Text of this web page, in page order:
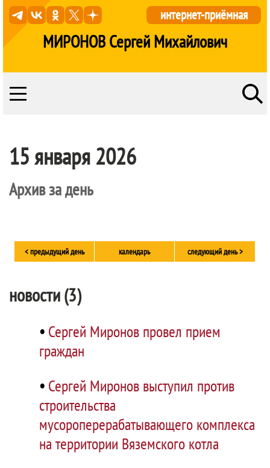
МИРОНОВ Сергей Михайлович
интернет-приёмная
15 января 2026
Архив за день
< предыдущий день календарь следующий день >
новости (3)
• Сергей Миронов провел прием
граждан
• Сергей Миронов выступил против
строительства
мусороперерабатывающего комплекса
на территории Вяземского котла